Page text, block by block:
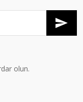
olun.